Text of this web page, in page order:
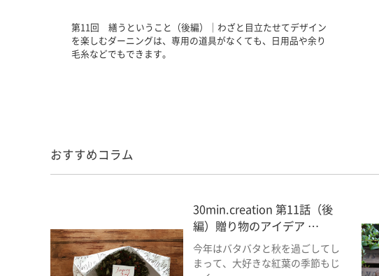
第11回 繕うということ（後編）｜わざと目立たせてデザイン
を楽しむダーニングは、専用の道具がなくても、日用品や余り
毛糸などでもできます。
おすすめコラム
30min.creation 第11話（後
編）贈り物のアイデア …
今年はバタバタと秋を過ごしてし
まって、大好きな紅葉の季節もじ